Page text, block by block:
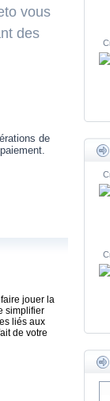
vous
des
de
faire jouer la
simplifier
liés aux
de votre